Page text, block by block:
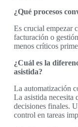
¿Qué procesos
Es crucial empezar
facturación o
menos críticos
¿Cuál es la
asistida?
La automatización
La asistida necesita
decisiones finales.
control en tareas